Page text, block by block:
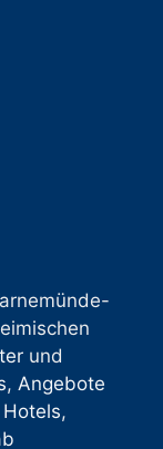
und
, Angebote
Hotels,